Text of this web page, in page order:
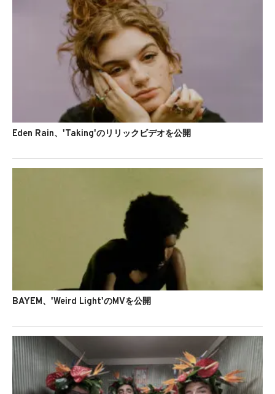
Eden Rain、'Taking'のリリックビデオを公開
BAYEM、'Weird Light'のMVを公開